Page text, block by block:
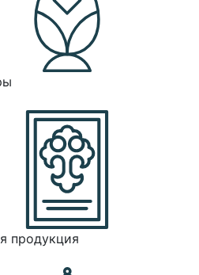
продукция